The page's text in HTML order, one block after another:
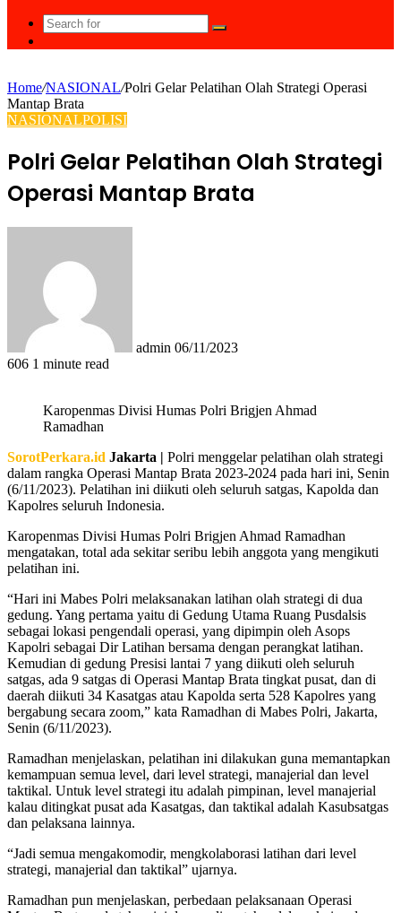
Search
for
Home/NASIONAL/Polri Gelar Pelatihan Olah Strategi Operasi
Mantap Brata
NASIONALPOLISI
Polri Gelar Pelatihan Olah Strategi
Operasi Mantap Brata
admin 06/11/2023
606 1 minute read
Karopenmas Divisi Humas Polri Brigjen Ahmad
Ramadhan
SorotPerkara.id Jakarta | Polri menggelar pelatihan olah strategi
dalam rangka Operasi Mantap Brata 2023-2024 pada hari ini, Senin
(6/11/2023). Pelatihan ini diikuti oleh seluruh satgas, Kapolda dan
Kapolres seluruh Indonesia.
Karopenmas Divisi Humas Polri Brigjen Ahmad Ramadhan
mengatakan, total ada sekitar seribu lebih anggota yang mengikuti
pelatihan ini.
“Hari ini Mabes Polri melaksanakan latihan olah strategi di dua
gedung. Yang pertama yaitu di Gedung Utama Ruang Pusdalsis
sebagai lokasi pengendali operasi, yang dipimpin oleh Asops
Kapolri sebagai Dir Latihan bersama dengan perangkat latihan.
Kemudian di gedung Presisi lantai 7 yang diikuti oleh seluruh
satgas, ada 9 satgas di Operasi Mantap Brata tingkat pusat, dan di
daerah diikuti 34 Kasatgas atau Kapolda serta 528 Kapolres yang
bergabung secara zoom,” kata Ramadhan di Mabes Polri, Jakarta,
Senin (6/11/2023).
Ramadhan menjelaskan, pelatihan ini dilakukan guna memantapkan
kemampuan semua level, dari level strategi, manajerial dan level
taktikal. Untuk level strategi itu adalah pimpinan, level manajerial
kalau ditingkat pusat ada Kasatgas, dan taktikal adalah Kasubsatgas
dan pelaksana lainnya.
“Jadi semua mengakomodir, mengkolaborasi latihan dari level
strategi, manajerial dan taktikal” ujarnya.
Ramadhan pun menjelaskan, perbedaan pelaksanaan Operasi